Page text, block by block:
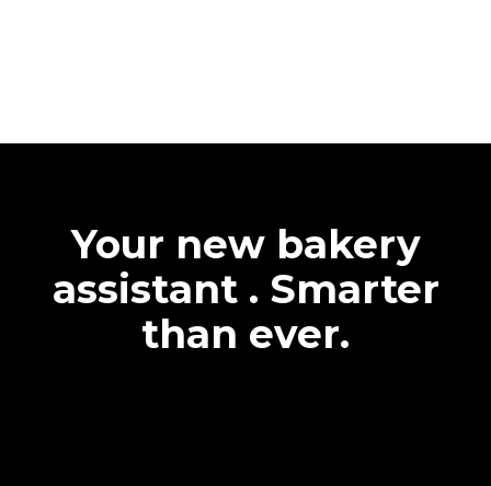
Your new bakery
assistant . Smarter
than ever.